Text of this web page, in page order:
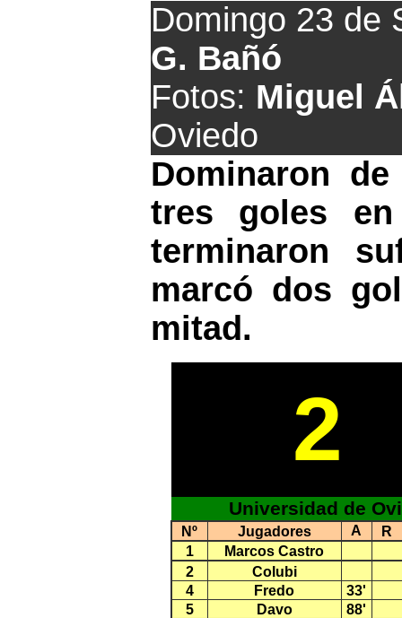
Domingo 23 de
G. Bañó
Fotos: Miguel
Oviedo
Dominaron
tres goles
terminaron
marcó dos
mitad.
2
Universidad de
Nº Jugadores A
R
1
Marcos Castro
2
Colubi
4
Fredo
33'
5
Davo
88'